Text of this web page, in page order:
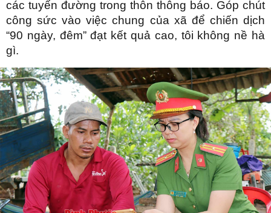
các tuyến đường trong thôn thông báo. Góp chút
công sức vào việc chung của xã để chiến dịch
“90 ngày, đêm” đạt kết quả cao, tôi không nề hà
gì.